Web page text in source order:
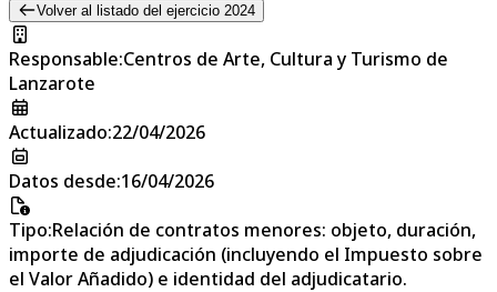
Volver al listado del ejercicio 2024
Responsable:Centros de Arte, Cultura y Turismo de
Lanzarote
Actualizado:22/04/2026
Datos desde:16/04/2026
Tipo:Relación de contratos menores: objeto, duración,
importe de adjudicación (incluyendo el Impuesto sobre
el Valor Añadido) e identidad del adjudicatario.